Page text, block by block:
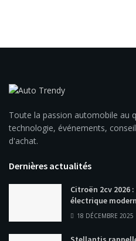
Toute la passion automobile au
technologie, événements,
d'achat.
Dernières actualités
Citroën 2cv 2026
électrique
18 DÉCEMBRE 2025